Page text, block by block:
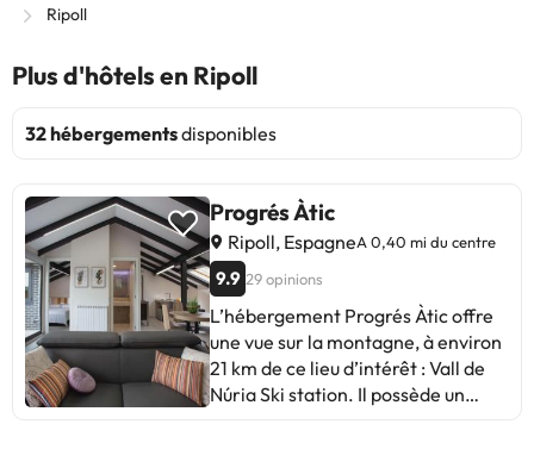
Ripoll
Plus d'hôtels en Ripoll
32 hébergementsdisponibles
Progrés Àtic
Ripoll, EspagneA 0,40 mi du centre
9.9 29 opinions
L’hébergement Progrés Àtic offre
une vue sur la montagne, à environ
21 km de ce lieu d’intérêt : Vall de
Núria Ski station. Il possède un